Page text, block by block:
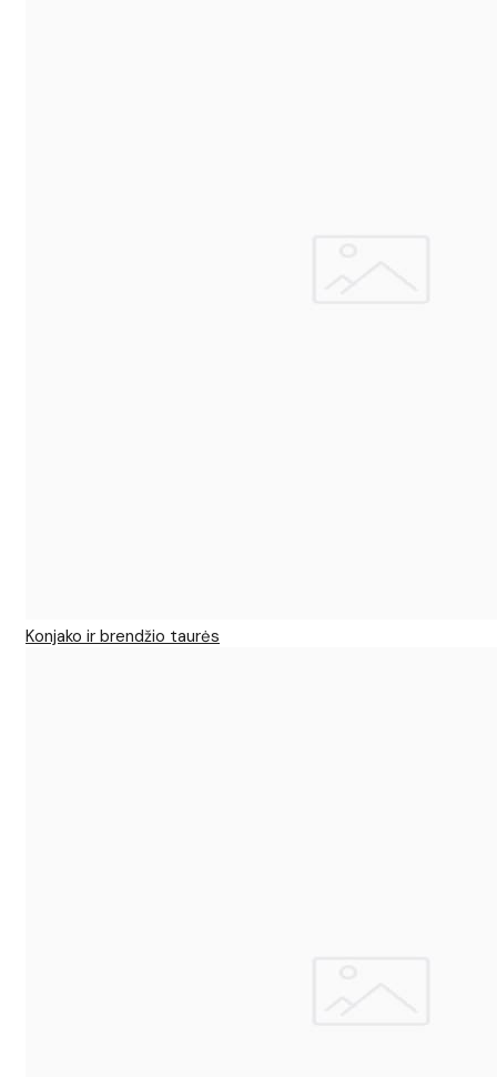
Konjako ir brendžio taurės